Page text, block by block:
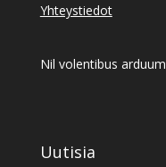
Yhteystiedot
Nil volentibus arduum
Uutisia